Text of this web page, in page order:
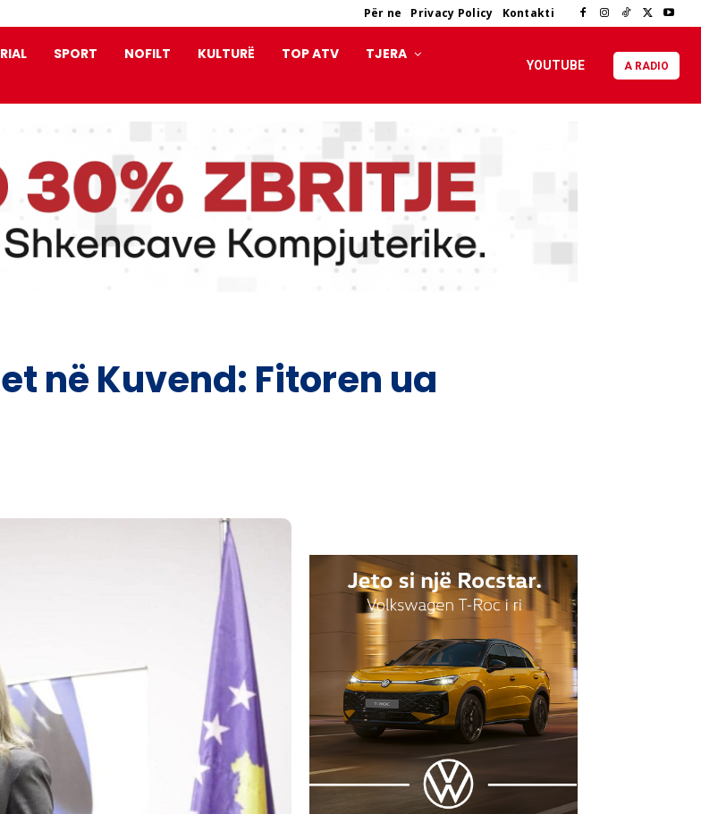
Për ne Privacy Policy Kontakti
SPORT NOFILT KULTURË TOP ATV TJERA
YOUTUBE A RADIO
në Kuvend: Fitoren ua